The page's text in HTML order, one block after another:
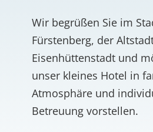
Wir begrüßen Sie im
Fürstenberg, der
Eisenhüttenstadt und
unser kleines Hotel in
Atmosphäre und
Betreuung vorstellen.